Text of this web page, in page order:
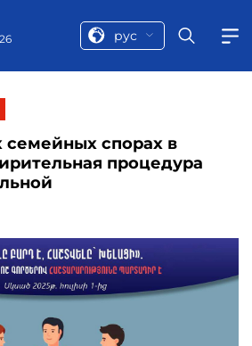
рус
спорах в
процедура